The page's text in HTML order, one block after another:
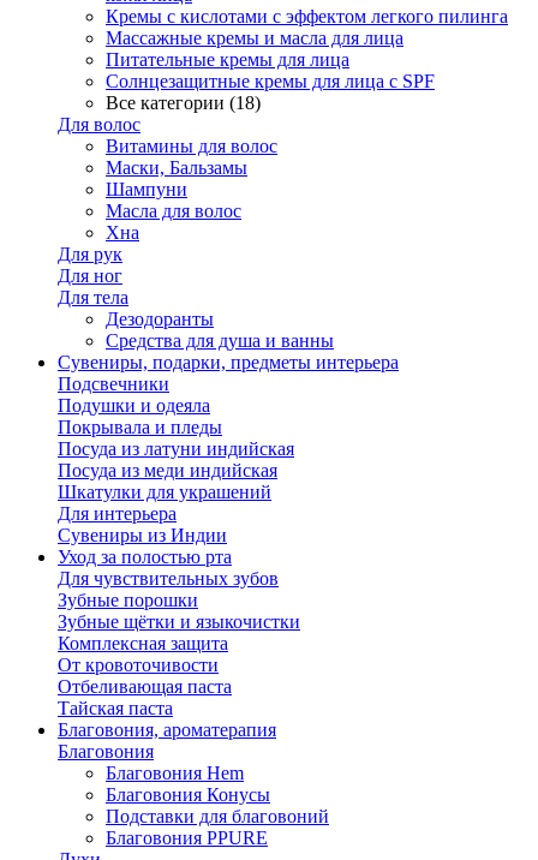
Кремы с кислотами с эффектом легкого пилинга
Массажные кремы и масла для лица
Питательные кремы для лица
Солнцезащитные кремы для лица с SPF
Все категории (18)
Для волос
Витамины для волос
Маски, Бальзамы
Шампуни
Масла для волос
Хна
Для рук
Для ног
Для тела
Дезодоранты
Средства для душа и ванны
Сувениры, подарки, предметы интерьера
Подсвечники
Подушки и одеяла
Покрывала и пледы
Посуда из латуни индийская
Посуда из меди индийская
Шкатулки для украшений
Для интерьера
Сувениры из Индии
Уход за полостью рта
Для чувствительных зубов
Зубные порошки
Зубные щётки и языкочистки
Комплексная защита
От кровоточивости
Отбеливающая паста
Тайская паста
Благовония, ароматерапия
Благовония
Благовония Hem
Благовония Конусы
Подставки для благовоний
Благовония PPURE